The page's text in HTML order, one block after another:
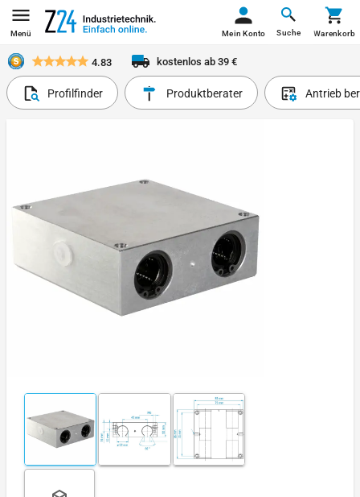
Menü Suche
Mein Konto Warenkorb
4.83 kostenlos ab 39 €
Profilfinder Produktberater Antrieb